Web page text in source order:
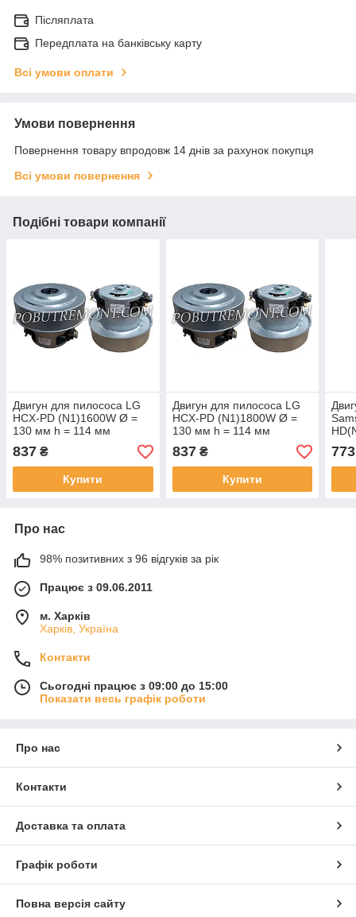
Післяплата
Передплата на банківську карту
Всі умови оплати
Умови повернення
Повернення товару впродовж 14 днів за рахунок покупця
Всі умови повернення
Подібні товари компанії
Двигун для пилососа LG
HCX-PD (N1)1600W Ø =
130 мм h = 114 мм
837 ₴
Купити
Двигун для пилососа LG
HCX-PD (N1)1800W Ø =
130 мм h = 114 мм
837₴
Купити
h =
773
Про нас
98% позитивних з 96 відгуків за рік
Працює з 09.06.2011
м. Харків
Харків, Україна
Контакти
Сьогодні працює з 09:00 до 15:00
Показати весь графік роботи
Про нас
Контакти
Доставка та оплата
Графік роботи
Повна версія сайту